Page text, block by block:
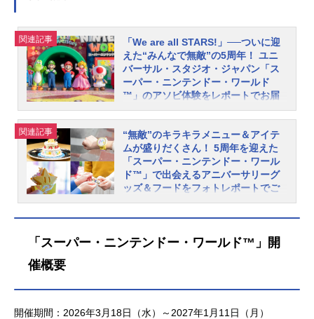
関連記事
「We are all STARS!」──ついに迎
えた“みんなで無敵”の5周年！ ユニ
バーサル・スタジオ・ジャパン「ス
ーパー・ニンテンドー・ワールド
™」のアソビ体験をレポートでお届
け！
の人気エリア「スーパー・ニンテン
ドー・ワールド™」は、2026年3月1
8日で5周年！ 祝祭感あふれる5周年
ならではの装飾やグリーティング、
限定フードなどが展開されていま
す。5周年をお祝いするためにケーキ
を焼くマリオ一行。記念すべき日を
彩るケーキに特別なデコレーション
箱を開けた瞬間、スーパースターが
関連記事
“無敵”のキラキラメニュー＆アイテ
ムが盛りだくさん！ 5周年を迎えた
「スーパー・ニンテンドー・ワール
ド™」で出会えるアニバーサリーグ
ッズ＆フードをフォトレポートでご
紹介！
ユニバーサル・スタジオ・ジャパン
の人気エリア「スーパー・ニンテン
ドー・ワールド™」は、2026年3月1
す。お祝いムードに包まれるエリア
「スーパー・ニンテンドー・ワールド™」開
催概要
開催期間：2026年3月18日（水）～2027年1月11日（月）